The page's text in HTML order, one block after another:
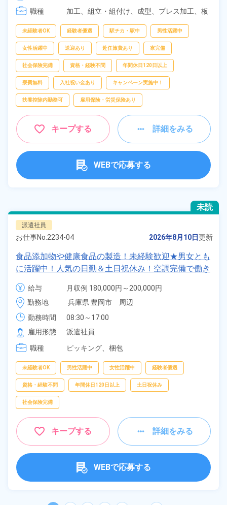
職種
加工、 組立・組付け、 成型、 プレス加工、 板
ーター、
NC旋盤・MC、 バリ取り・研磨、
品供給・充填・運搬、検査
未経験者OK 経験者優遇 駅チカ・駅中 男性活躍中
女性活躍中 送迎あり 赴任旅費あり 寮完備
社会保険完備 資格・経験不問 年間休日120日以上
寮費無料 入社祝い金あり キャンペーン実施中！
扶養控除内勤務可 雇用保険・労災保険あり
キープする 詳細をみる
WEBで応募する
未読
派遣社員
お仕事No. 2234-04 2026年8月10日更新
食品添加物や健康食品の製造！未経験歓迎★男女とも
に活躍中！人気の日勤＆土日祝休み！空調完備で働き
やすい★マイカー通勤OK！無料駐車場あり！《兵庫
県豊岡市》
給与
月収例 180,000円～200,000円
時給 1,240円～1,240円
勤務地
兵庫県 豊岡市　周辺
勤務時間
08:30～17:00
雇用形態
派遣社員
職種
ピッキング、 梱包
未経験者OK 男性活躍中 女性活躍中 経験者優遇
資格・経験不問 年間休日120日以上 土日祝休み
社会保険完備
キープする 詳細をみる
WEBで応募する